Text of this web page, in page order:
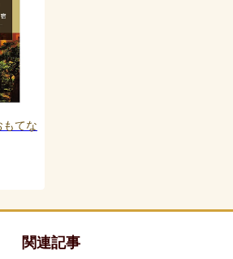
部下・後輩
20代男性
90代女性
40代男性
50代男性
てな
関連記事